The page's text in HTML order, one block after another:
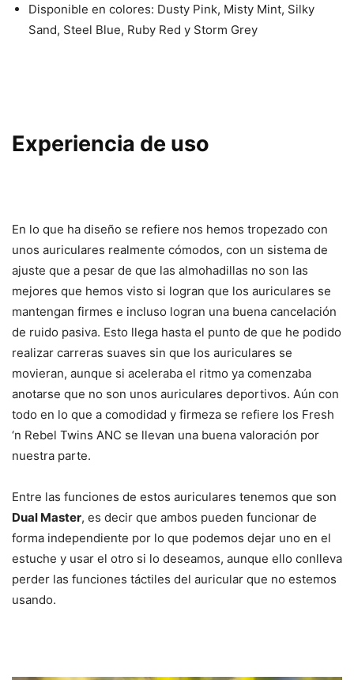
Disponible en colores: Dusty Pink, Misty Mint, Silky
Sand, Steel Blue, Ruby Red y Storm Grey
Experiencia de uso
En lo que ha diseño se refiere nos hemos tropezado con
unos auriculares realmente cómodos, con un sistema de
ajuste que a pesar de que las almohadillas no son las
mejores que hemos visto si logran que los auriculares se
mantengan firmes e incluso logran una buena cancelación
de ruido pasiva. Esto llega hasta el punto de que he podido
realizar carreras suaves sin que los auriculares se
movieran, aunque si aceleraba el ritmo ya comenzaba
anotarse que no son unos auriculares deportivos. Aún con
todo en lo que a comodidad y firmeza se refiere los Fresh
‘n Rebel Twins ANC se llevan una buena valoración por
nuestra parte.
Entre las funciones de estos auriculares tenemos que son
Dual Master, es decir que ambos pueden funcionar de
forma independiente por lo que podemos dejar uno en el
estuche y usar el otro si lo deseamos, aunque ello conlleva
perder las funciones táctiles del auricular que no estemos
usando.